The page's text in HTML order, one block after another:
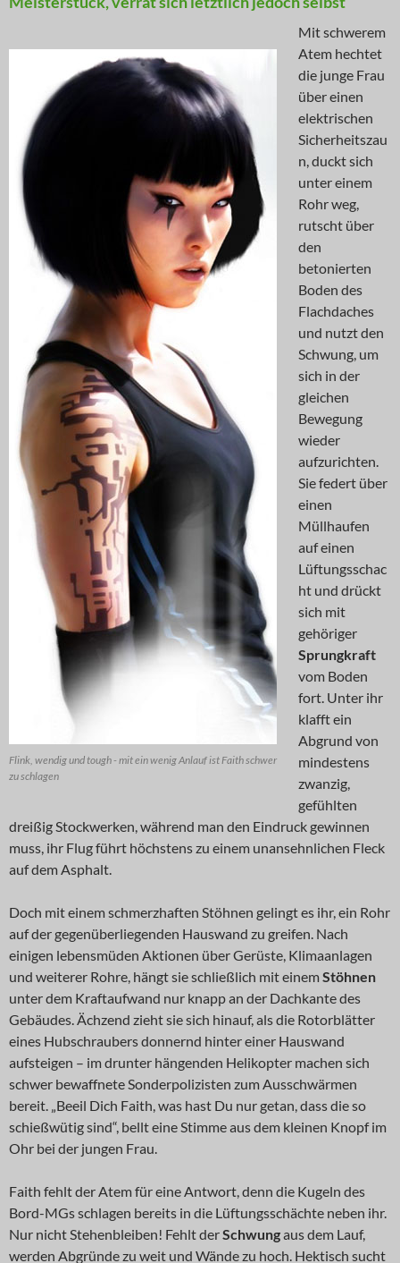
Flink, wendig und tough - mit ein wenig Anlauf ist Faith schwer
zu schlagen
Mit schwerem
Atem hechtet
die junge Frau
über einen
elektrischen
Sicherheitszau
n, duckt sich
unter einem
Rohr weg,
rutscht über
den
betonierten
Boden des
Flachdaches
und nutzt den
Schwung, um
sich in der
gleichen
Bewegung
wieder
aufzurichten.
Sie federt über
einen
Müllhaufen
auf einen
Lüftungsschac
ht und drückt
sich mit
gehöriger
Sprungkraft
vom Boden
fort. Unter ihr
klafft ein
Abgrund von
mindestens
zwanzig,
gefühlten
dreißig Stockwerken, während man den Eindruck gewinnen
muss, ihr Flug führt höchstens zu einem unansehnlichen Fleck
auf dem Asphalt.
Doch mit einem schmerzhaften Stöhnen gelingt es ihr, ein Rohr
auf der gegenüberliegenden Hauswand zu greifen. Nach
einigen lebensmüden Aktionen über Gerüste, Klimaanlagen
und weiterer Rohre, hängt sie schließlich mit einemStöhnen
unter dem Kraftaufwand nur knapp an der Dachkante des
Gebäudes. Ächzend zieht sie sich hinauf, als die Rotorblätter
eines Hubschraubers donnernd hinter einer Hauswand
aufsteigen – im drunter hängenden Helikopter machen sich
schwer bewaffnete Sonderpolizisten zum Ausschwärmen
bereit. „Beeil Dich Faith, was hast Du nur getan, dass die so
schießwütig sind“, bellt eine Stimme aus dem kleinen Knopf im
Ohr bei der jungen Frau.
Faith fehlt der Atem für eine Antwort, denn die Kugeln des
Bord-MGs schlagen bereits in die Lüftungsschächte neben ihr.
Nur nicht Stehenbleiben! Fehlt derSchwungaus dem Lauf,
werden Abgründe zu weit und Wände zu hoch. Hektisch sucht